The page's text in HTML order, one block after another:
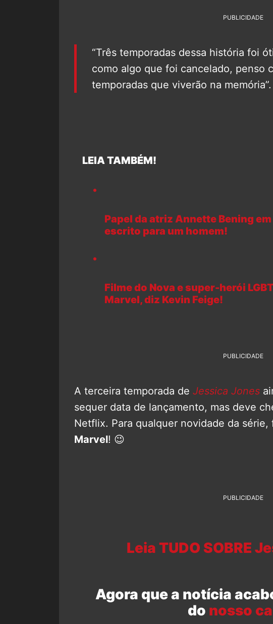
PUBLICIDADE
“Três temporadas dessa história foi
como algo que foi cancelado, penso
temporadas que viverão na memória”.
LEIA TAMBÉM!
Papel da atriz Annette Bening
escrito para um homem!
Filme do Nova e super-herói
Marvel, diz Kevin Feige!
PUBLICIDADE
A terceira temporada de Jessica Jones
sequer data de lançamento, mas deve
Netflix. Para qualquer novidade da
Marvel! 😉
PUBLICIDADE
Leia TUDO SOBRE
Agora que a notícia
do nosso